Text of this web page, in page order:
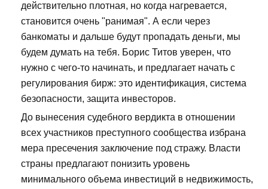
действительно плотная, но когда нагревается,
становится очень "ранимая". А если через
банкоматы и дальше будут пропадать деньги, мы
будем думать на тебя. Борис Титов уверен, что
нужно с чего-то начинать, и предлагает начать с
регулирования бирж: это идентификация, система
безопасности, защита инвесторов.
До вынесения судебного вердикта в отношении
всех участников преступного сообщества избрана
мера пресечения заключение под стражу. Власти
страны предлагают понизить уровень
минимального объема инвестиций в недвижимость,